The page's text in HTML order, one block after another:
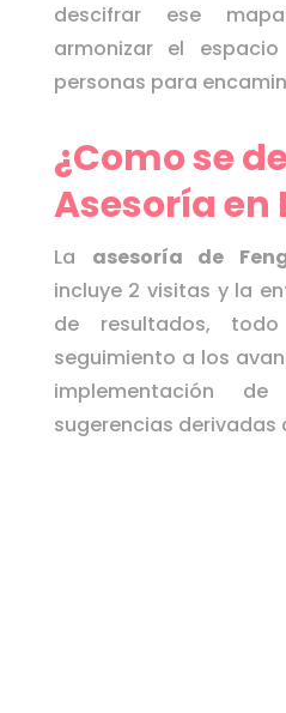
descifrar ese
armonizar el
personas para
¿Como se
Asesoría en
La asesoría de
incluye 2 visitas y la
de resultados,
seguimiento a los
implementación
sugerencias derivadas